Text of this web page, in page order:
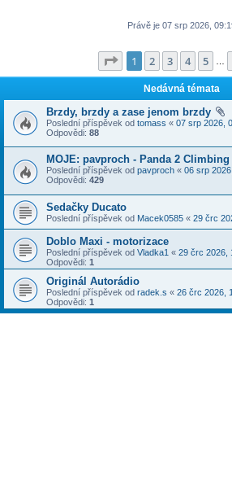
Právě je 07 srp 2026,
Stránka z 10
1 2 3 4 5
Nedávná témata
Brzdy, brzdy a zase jenom brzdy
Poslední příspěvek od tomass « 07 srp 2026,
Odpovědi: 88
MOJE: pavproch - Panda 2 Climbing
Poslední příspěvek od pavproch « 06 srp
Odpovědi: 429
Sedačky Ducato
Poslední příspěvek od Macek0585 « 29 črc
Doblo Maxi - motorizace
Poslední příspěvek od Vladka1 « 29 črc 2026,
Odpovědi: 1
Originál Autorádio
Poslední příspěvek od radek.s « 26 črc 2026,
Odpovědi: 1